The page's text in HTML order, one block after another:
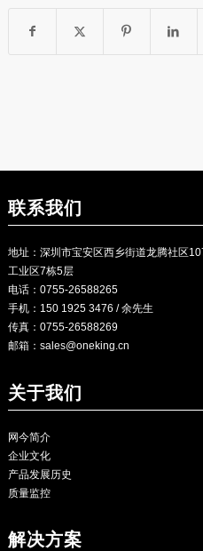
联系我们
地址：深圳市宝安区西乡街道龙腾社区
工业区7栋5层
电话：0755-26588265
手机：150 1925 3476 / 余先生
传真：0755-26588269
邮箱： sales@oneking.cn
关于我们
网今简介
企业文化
产品发展历史
质量监控
解决方案